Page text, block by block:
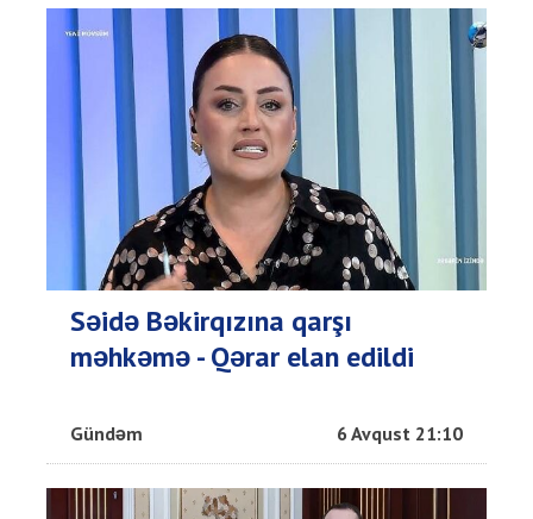
Səidə Bəkirqızına qarşı
məhkəmə - Qərar elan edildi
Gündəm 6 Avqust 21:10